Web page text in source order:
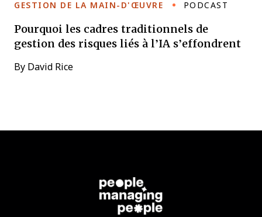
GESTION DE LA MAIN-D'ŒUVRE PODCAST
Pourquoi les cadres traditionnels de
gestion des risques liés à l’IA s’effondrent
By David Rice